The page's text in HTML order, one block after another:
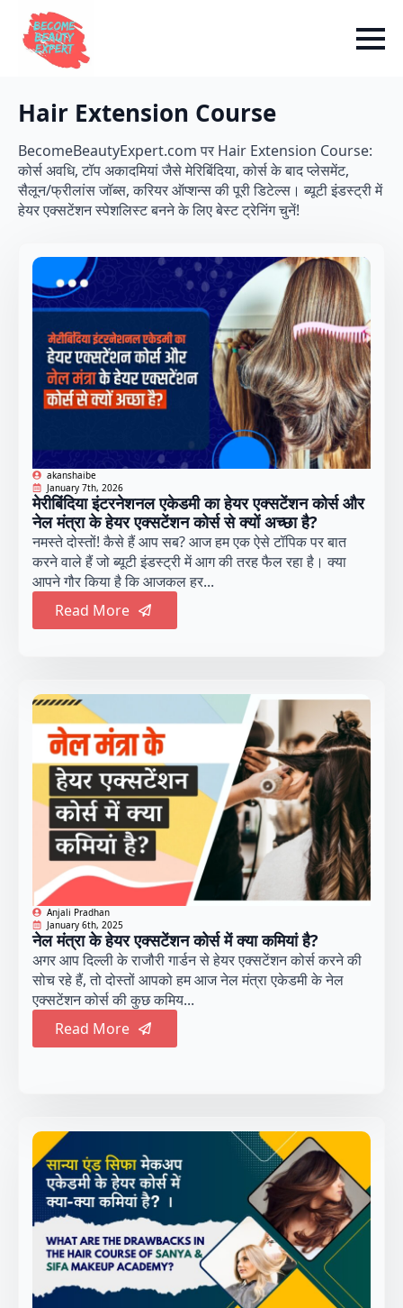
Hair Extension Course
BecomeBeautyExpert.com पर Hair Extension Course:
कोर्स अवधि, टॉप अकादमियां जैसे मेरिबिंदिया, कोर्स के बाद प्लेसमेंट,
सैलून/फ्रीलांस जॉब्स, करियर ऑप्शन्स की पूरी डिटेल्स। ब्यूटी इंडस्ट्री में
हेयर एक्सटेंशन स्पेशलिस्ट बनने के लिए बेस्ट ट्रेनिंग चुनें!
akanshaibe
January 7th, 2026
मेरीबिंदिया इंटरनेशनल एकेडमी का हेयर एक्सटेंशन कोर्स और
नेल मंत्रा के हेयर एक्सटेंशन कोर्स से क्यों अच्छा है?
नमस्ते दोस्तों! कैसे हैं आप सब? आज हम एक ऐसे टॉपिक पर बात
करने वाले हैं जो ब्यूटी इंडस्ट्री में आग की तरह फैल रहा है। क्या
आपने गौर किया है कि आजकल हर...
Read More
Anjali Pradhan
January 6th, 2025
नेल मंत्रा के हेयर एक्सटेंशन कोर्स में क्या कमियां है?
अगर आप दिल्ली के राजौरी गार्डन से हेयर एक्सटेंशन कोर्स करने की
सोच रहे हैं, तो दोस्तों आपको हम आज नेल मंत्रा एकेडमी के नेल
एक्सटेंशन कोर्स की कुछ कमिय...
Read More